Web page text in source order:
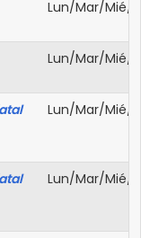
Lun/Mar/Mié/
Lun/Mar/Mié/
Lun/Mar/Mié/
Lun/Mar/Mié/